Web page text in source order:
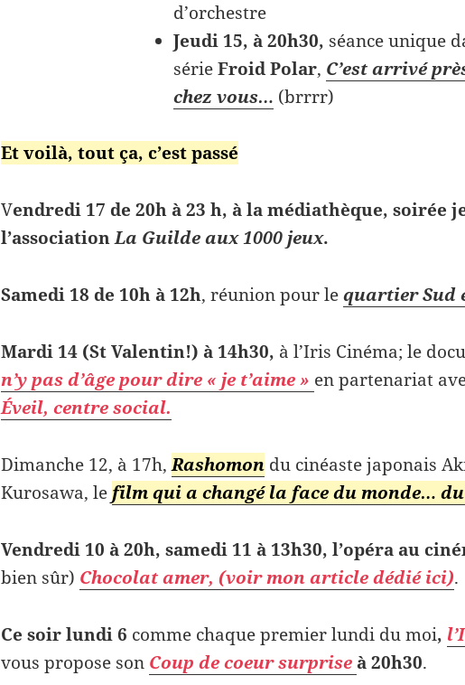
d’orchestre
Jeudi 15, à 20h30, séance unique
sérieFroid Polar, C’est arrivé
chez vous… (brrrr)
Et voilà, tout ça, c’est passé
Vendredi 17 de 20h à 23 h, à la médiathèque, soirée
l’associationLa Guilde aux 1000 jeux.
Samedi 18 de 10h à 12h, réunion pour lequartier Sud
Mardi 14 (St Valentin!) à 14h30, à l’Iris Cinéma; le
n’y pas d’âge pour dire « je t’aime » en partenariat
Éveil, centre social.
Dimanche 12, à 17h,Rashomon du cinéaste japonais
Kurosawa, le film qui a changé la face du monde…
Vendredi 10 à 20h, samedi 11 à 13h30, l’opéra au
bien sûr) Chocolat amer, (voir mon article dédié ici).
Ce soir lundi 6 comme chaque premier lundi du moi,
vous propose son Coup de coeur surprise à 20h30.